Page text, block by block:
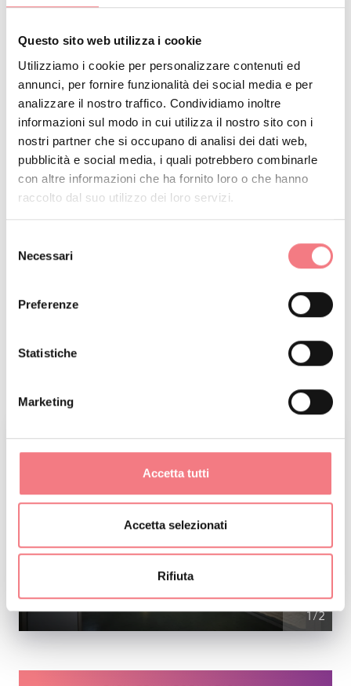
Questo sito web utilizza i cookie
Utilizziamo i cookie per personalizzare contenuti ed
annunci, per fornire funzionalità dei social media e per
analizzare il nostro traffico. Condividiamo inoltre
informazioni sul modo in cui utilizza il nostro sito con i
nostri partner che si occupano di analisi dei dati web,
pubblicità e social media, i quali potrebbero combinarle
con altre informazioni che ha fornito loro o che hanno
raccolto dal suo utilizzo dei loro servizi.
delNecessari
Preferenze
Statistiche
Marketing
Accetta tutti
Accetta selezionati
Rifiuta
fedelmente alcuni ambienti popolati da animali e dai
cacciatori preistorici, le ricche collezioni di funghi e di
legni in sezione (xiloteca) e, tra i reperti esposti, una
popolava l’antico mare dell’Alpago) e ancora,
nell’esposizione dedicata ai pesci, il noto Sampierolo,
pesce endemico del Lago di Santa Croce.
prenotazione per gruppi con almeno 6
1 /2